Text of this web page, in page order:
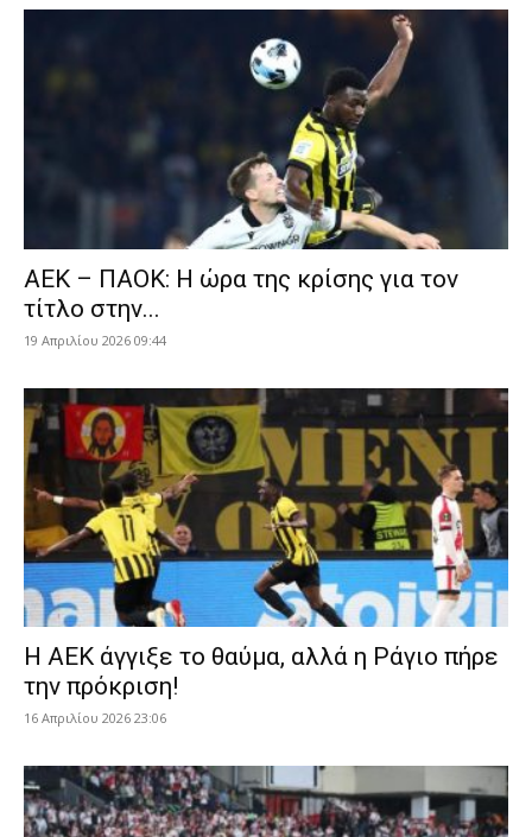
ΑΕΚ – ΠΑΟΚ: Η ώρα της κρίσης για τον
τίτλο στην...
19 Απριλίου 2026 09:44
Η ΑΕΚ άγγιξε το θαύμα, αλλά η Ράγιο πήρε
την πρόκριση!
16 Απριλίου 2026 23:06